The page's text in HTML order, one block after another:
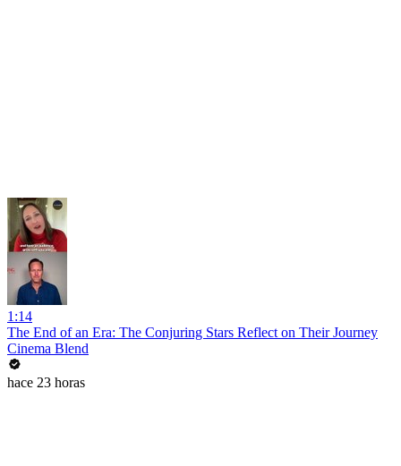
1:14
The End of an Era: The Conjuring Stars Reflect on Their Journey
Cinema Blend
hace 23 horas